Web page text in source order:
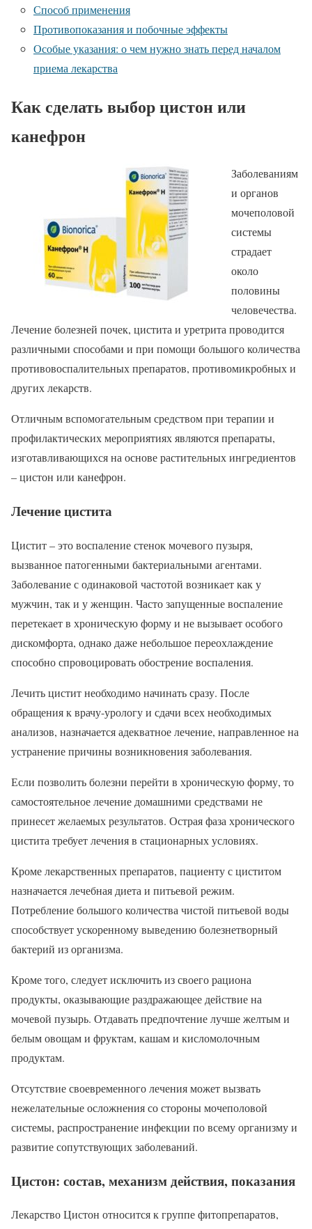
Способ применения
Противопоказания и побочные эффекты
Особые указания: о чем нужно знать перед началом
приема лекарства
Как сделать выбор цистон или
канефрон
Заболеваниям
и органов
мочеполовой
системы
страдает
около
половины
человечества.
Лечение болезней почек, цистита и уретрита проводится
различными способами и при помощи большого количества
противовоспалительных препаратов, противомикробных и
других лекарств.
Отличным вспомогательным средством при терапии и
профилактических мероприятиях являются препараты,
изготавливающихся на основе растительных ингредиентов
– цистон или канефрон.
Лечение цистита
Цистит – это воспаление стенок мочевого пузыря,
вызванное патогенными бактериальными агентами.
Заболевание с одинаковой частотой возникает как у
мужчин, так и у женщин. Часто запущенные воспаление
перетекает в хроническую форму и не вызывает особого
дискомфорта, однако даже небольшое переохлаждение
способно спровоцировать обострение воспаления.
Лечить цистит необходимо начинать сразу. После
обращения к врачу-урологу и сдачи всех необходимых
анализов, назначается адекватное лечение, направленное на
устранение причины возникновения заболевания.
Если позволить болезни перейти в хроническую форму, то
самостоятельное лечение домашними средствами не
принесет желаемых результатов. Острая фаза хронического
цистита требует лечения в стационарных условиях.
Кроме лекарственных препаратов, пациенту с циститом
назначается лечебная диета и питьевой режим.
Потребление большого количества чистой питьевой воды
способствует ускоренному выведению болезнетворный
бактерий из организма.
Кроме того, следует исключить из своего рациона
продукты, оказывающие раздражающее действие на
мочевой пузырь. Отдавать предпочтение лучше желтым и
белым овощам и фруктам, кашам и кисломолочным
продуктам.
Отсутствие своевременного лечения может вызвать
нежелательные осложнения со стороны мочеполовой
системы, распространение инфекции по всему организму и
развитие сопутствующих заболеваний.
Цистон: состав, механизм действия, показания
Лекарство Цистон относится к группе фитопрепаратов,